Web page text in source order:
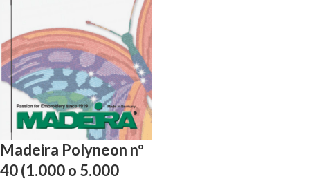
Madeira Polyneon nº
40 (1.000 o 5.000